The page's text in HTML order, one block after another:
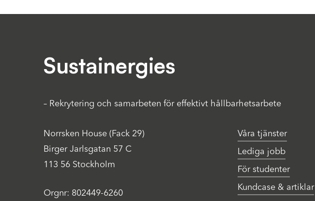
Sustainergies
– Rekrytering och samarbeten för effektivt hållbarhetsarbete
Norrsken House (Fack 29)
Birger Jarlsgatan 57 C
113 56 Stockholm
Orgnr: 802449-6260
Våra tjänster
Lediga jobb
För studenter
Kundcase & artiklar